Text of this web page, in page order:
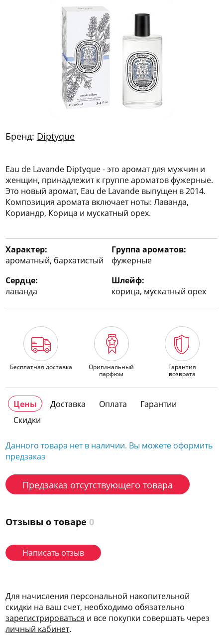
Бренд: Diptyque
Eau de Lavande Diptyque - это аромат для мужчин и
женщин, принадлежит к группе ароматов фужерные.
Это новый аромат, Eau de Lavande выпущен в 2014.
Композиция аромата включает ноты: Лаванда,
Кориандр, Корица и мускатный орех.
Характер:
ароматный, бархатистый
Группа ароматов:
фужерные
Сердце:
лаванда
Шлейф:
корица, мускатный орех
Бесплатная доставка
Оригинальный
парфюм
Гарантия
возврата
Цены Доставка Оплата
Гарантии
Скидки
Данного товара нет в наличии. Вы можете оформить
предзаказ
Предзаказ отсутствующего товара
Отзывы о товаре 0
Написать отзыв
Для начисления персональной накопительной
скидки на ваш счет, необходимо обязательно
зарегистрироваться и все покупки совершать через
личный кабинет.